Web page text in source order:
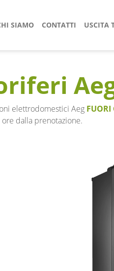
SIAMO CONTATTI USCITA
elettrodomestici Aeg FUORI
dalla prenotazione.